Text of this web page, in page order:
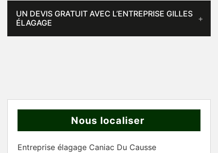
UN DEVIS GRATUIT AVEC L’ENTREPRISE GILLES
ÉLAGAGE
Nous localiser
Entreprise élagage Caniac Du Causse